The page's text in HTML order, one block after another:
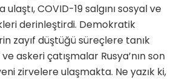
ulaştı, COVID-19 salgını sosyal ve
derinleştirdi. Demokratik
zayıf düştüğü süreçlere tanık
askeri çatışmalar Rusya’nın son
zirvelere ulaşmakta. Ne yazık ki,